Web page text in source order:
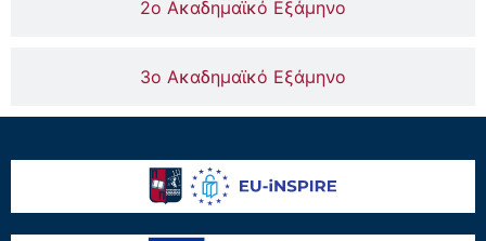
2ο Ακαδημαϊκό Εξάμηνο
3ο Ακαδημαϊκό Εξάμηνο